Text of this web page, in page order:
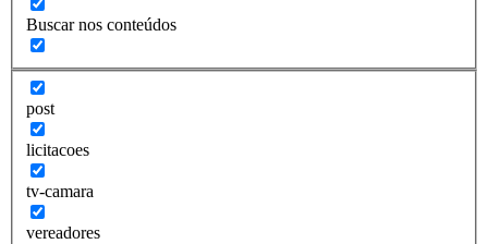
Buscar nos conteúdos
post
licitacoes
tv-camara
vereadores